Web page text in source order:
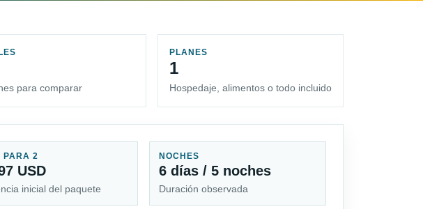
para comparar
PLANES
1
Hospedaje, alimentos o todo incluido
PARA 2
USD
inicial del paquete
NOCHES
6 días / 5 noches
Duración observada